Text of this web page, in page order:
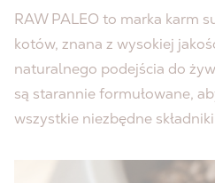
RAW PALEO to marka karm
kotów, znana z wysokiej
naturalnego podejścia do
są starannie formułowane,
wszystkie niezbędne